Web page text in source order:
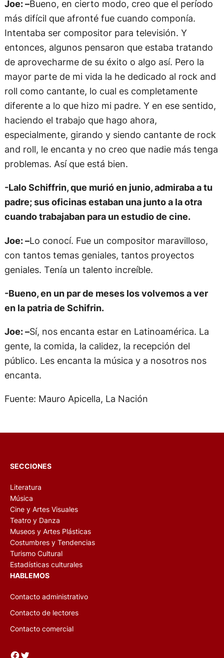
Joe: –Bueno, en cierto modo, creo que el período
más difícil que afronté fue cuando componía.
Intentaba ser compositor para televisión. Y
entonces, algunos pensaron que estaba tratando
de aprovecharme de su éxito o algo así. Pero la
mayor parte de mi vida la he dedicado al rock and
roll como cantante, lo cual es completamente
diferente a lo que hizo mi padre. Y en ese sentido,
haciendo el trabajo que hago ahora,
especialmente, girando y siendo cantante de rock
and roll, le encanta y no creo que nadie más tenga
problemas. Así que está bien.
-Lalo Schiffrin, que murió en junio, admiraba a tu
padre; sus oficinas estaban una junto a la otra
cuando trabajaban para un estudio de cine.
Joe: –Lo conocí. Fue un compositor maravilloso,
con tantos temas geniales, tantos proyectos
geniales. Tenía un talento increíble.
-Bueno, en un par de meses los volvemos a ver
en la patria de Schifrin.
Joe: –Sí, nos encanta estar en Latinoamérica. La
gente, la comida, la calidez, la recepción del
público. Les encanta la música y a nosotros nos
encanta.
Fuente: Mauro Apicella, La Nación
SECCIONES
Literatura
Música
Cine y Artes Visuales
Teatro y Danza
Museos y Artes Plásticas
Costumbres y Tendencias
Turismo Cultural
Estadísticas culturales
HABLEMOS
Contacto administrativo
Contacto de lectores
Contacto comercial
Facebook Twitter